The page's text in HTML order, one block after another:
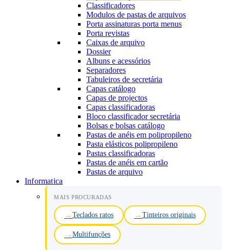
Classificadores
Modulos de pastas de arquivos
Porta assinaturas porta menus
Porta revistas
Caixas de arquivo
Dossier
Albuns e acessórios
Separadores
Tabuleiros de secretária
Capas catálogo
Capas de projectos
Capas classificadoras
Bloco classificador secretária
Bolsas e bolsas catálogo
Pastas de anéis em polipropileno
Pasta elásticos polipropileno
Pastas classificadoras
Pastas de anéis em cartão
Pastas de arquivo
Informatica
MAIS PROCURADAS
Teclados ratos Tinteiros originais
Multifunções